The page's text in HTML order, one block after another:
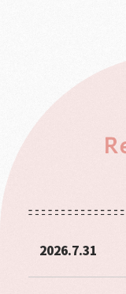
2026.7.31